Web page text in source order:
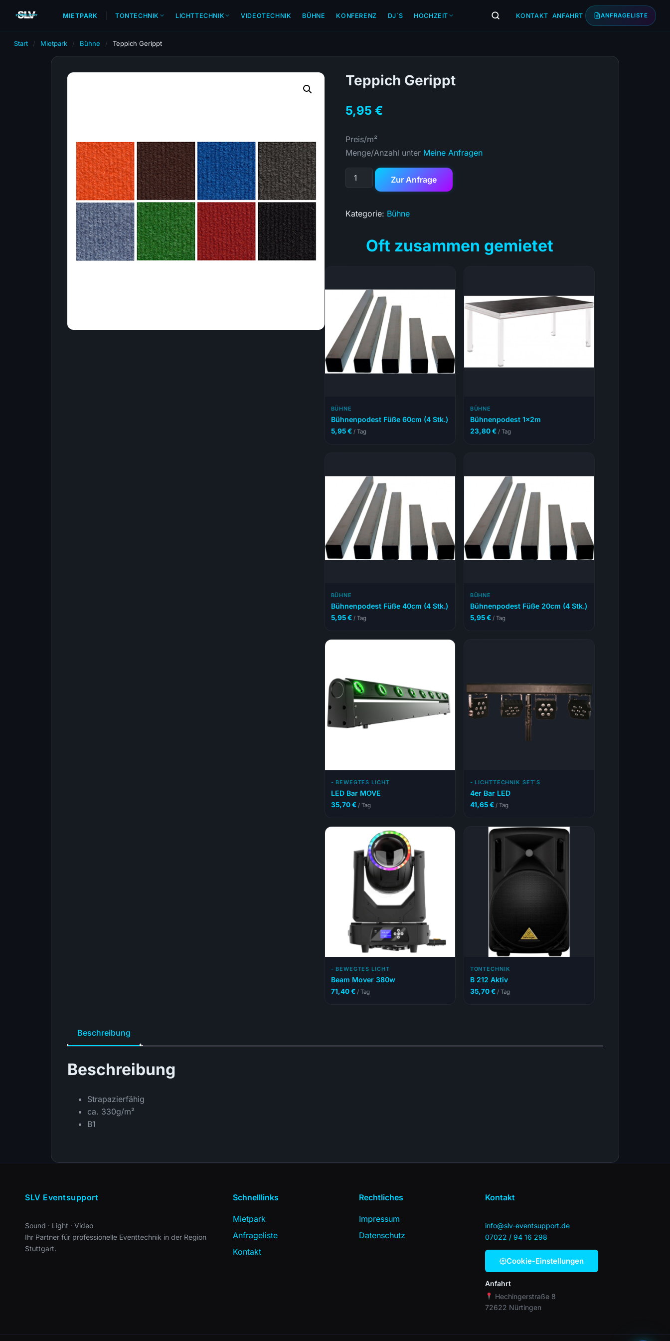
MIETPARK TONTECHNIK LICHTTECHNIK VIDEOTECHNIK BÜHNE KONFERENZ DJ´S HOCHZEIT KONTAKT ANFAHRT ANFRAGELISTE
Start / Mietpark / Bühne / Teppich Gerippt
Teppich Gerippt
5,95€
Preis/m²
Menge/Anzahl unter Meine Anfragen
Zur Anfrage
Kategorie: Bühne
Oft zusammen gemietet
BÜHNE
Bühnenpodest Füße 60cm (4 Stk.)
5,95€ / Tag
BÜHNE
Bühnenpodest 1x2m
23,80€ / Tag
BÜHNE
Bühnenpodest Füße 40cm (4 Stk.)
5,95€ / Tag
BÜHNE
Bühnenpodest Füße 20cm (4 Stk.)
5,95€ / Tag
- BEWEGTES LICHT
LED Bar MOVE
35,70€ / Tag
- LICHTTECHNIK SET´S
4er Bar LED
41,65€ / Tag
- BEWEGTES LICHT
Beam Mover 380w
71,40€ / Tag
TONTECHNIK
B 212 Aktiv
35,70€ / Tag
Beschreibung
Beschreibung
Strapazierfähig
ca. 330g/m²
B1
SLV Eventsupport
Sound · Light · Video
Ihr Partner für professionelle Eventtechnik in der Region
Stuttgart.
Schnelllinks
Mietpark
Anfrageliste
Kontakt
Rechtliches
Impressum
Datenschutz
Kontakt
info@slv-eventsupport.de
07022 / 94 16 298
Cookie-Einstellungen
Anfahrt
Hechingerstraße 8
72622 Nürtingen
Lumi
Event-Berater · Online